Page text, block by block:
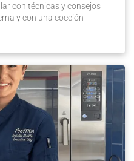
con técnicas y consejos
y con una cocción